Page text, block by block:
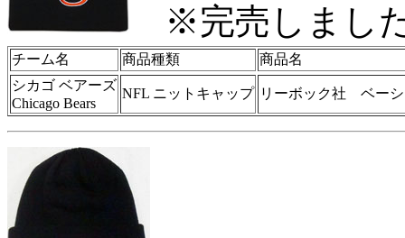
※完売しまし
チーム名 商品種類
商品名
シカゴ ベアーズ
Chicago Bears
NFL ニットキャップ リーボック社 ベー